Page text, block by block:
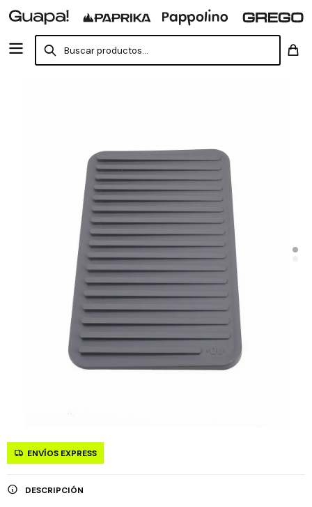
ENVÍOS EXPRESS
DESCRIPCIÓN